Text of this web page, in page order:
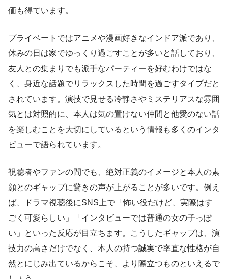
価も得ています。
プライベートではアニメや漫画好きなインドア派であり、
休みの日は家でゆっくり過ごすことが多いと話しており、
友人との集まりでも派手なパーティーを好むわけではな
く、身近な話題でリラックスした時間を過ごすタイプだと
されています。演技で見せる冷静さやミステリアスな雰囲
気とは対照的に、本人は気の置けない仲間と他愛のない話
を楽しむことを大切にしているという情報も多くのインタ
ビューで語られています。
視聴者やファンの間でも、絶対正義のイメージと本人の素
顔とのギャップに驚きの声が上がることが多いです。例え
ば、ドラマ視聴後にSNS上で「怖い役だけど、実際はす
ごく可愛らしい」「インタビューでは普通の女の子っぽ
い」といった反応が目立ちます。こうしたギャップは、演
技力の高さだけでなく、本人の持つ誠実で率直な性格が自
然とにじみ出ているからこそ、より際立つものといえるで